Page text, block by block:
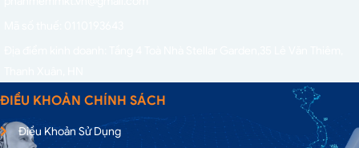
ĐIỀU KHOẢN CHÍNH SÁCH
Điều Khoản Sử Dụng